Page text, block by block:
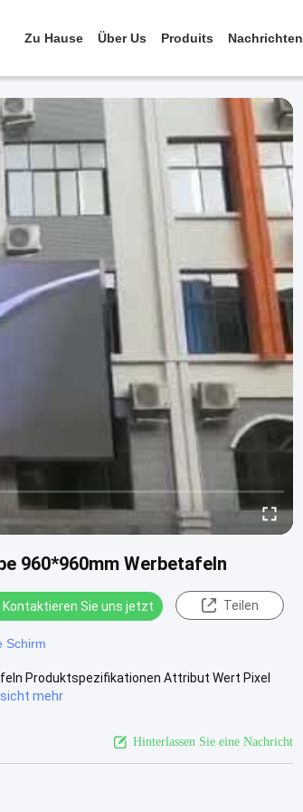
Zu Hause Über Us Produits Nachrichten
960*960mm Werbetafeln
Kontaktieren Sie uns jetzt Teilen
Schirm
Produktspezifikationen Attribut Wert Pixel
mehr
Hinterlassen Sie eine Nachricht